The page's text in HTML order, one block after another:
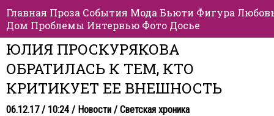
Главная Проза События Мода Бьюти Фигура
Дом Проблемы Интервью Фото Досье
ЮЛИЯ ПРОСКУРЯКОВА
ОБРАТИЛАСЬ К ТЕМ, КТО
КРИТИКУЕТ ЕЕ ВНЕШНОСТЬ
06.12.17 / 10:24 / Новости / Светская хроника